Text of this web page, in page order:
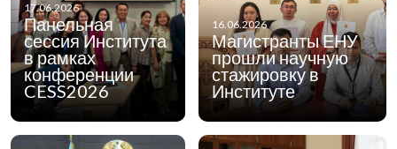
17.06.2026
Панельная
сессия Института
в рамках
конференции
CESS2026
16.06.2026
Магистранты ЕНУ
прошли научную
стажировку в
Институте